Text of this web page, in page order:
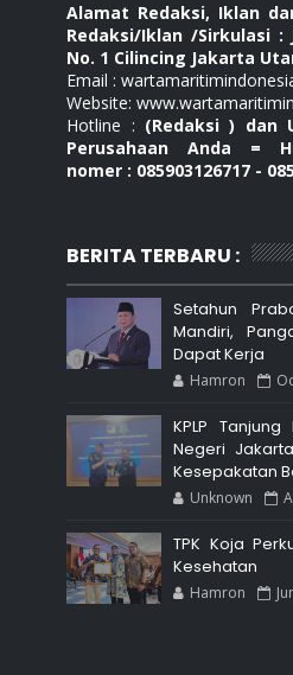
Alamat Redaksi, Iklan
Redaksi/Iklan /Sirkulasi :
No. 1 Cilincing Jakarta
Email :
Website:
Hotline : (Redaksi ) dan
Perusahaan Anda =
nomer : 085903126717 -
BERITA TERBARU :
Setahun
Mandiri,
Dapat Kerja
Hamron
KPLP
Negeri
Kesepakatan
Unknown
TPK Koja
Kesehatan
Hamron